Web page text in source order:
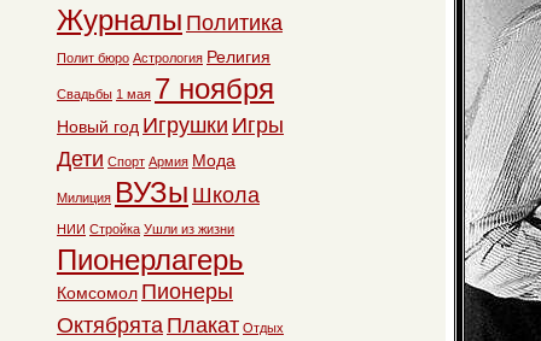
Журналы Политика
Полит бюро Астрология Религия
Свадьбы 1 мая 7 ноября
Новый год Игрушки Игры
Дети Спорт Армия Мода
Милиция ВУЗы Школа
НИИ Стройка Ушли из жизни
Пионерлагерь
Комсомол Пионеры
Октябрята Плакат Отдых